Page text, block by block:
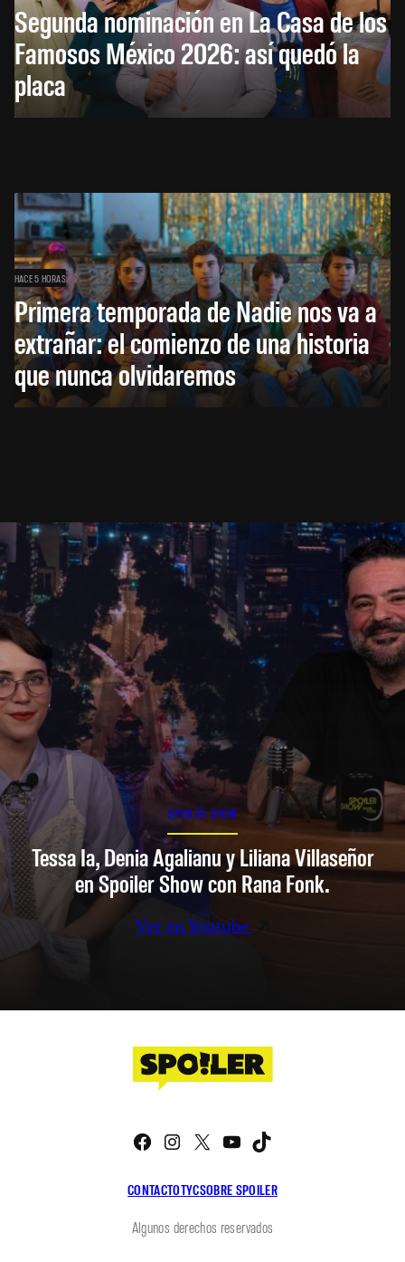
Segunda nominación en La Casa de los
Famosos México 2026: así quedó la
placa
HACE 5 HORAS
Primera temporada de Nadie nos va a
extrañar: el comienzo de una historia
que nunca olvidaremos
SPOILER SHOW
Tessa Ia, Denia Agalianu y Liliana Villaseñor
en Spoiler Show con Rana Fonk.
Ver en Youtube
CONTACTOTYCSOBRE SPOILER
Facebook
Instagram
X YouTube
Algunos derechos reservados